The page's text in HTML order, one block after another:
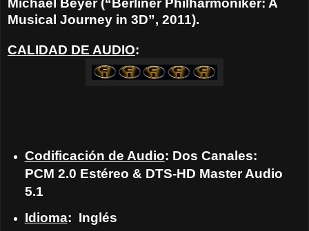
Musical Journey in 3D”, 2011).
CALIDAD DE AUDIO:
Codificación de Audio: Dos Canales:
PCM 2.0 Estéreo & DTS-HD Master Audio
5.1
Idioma: Inglés